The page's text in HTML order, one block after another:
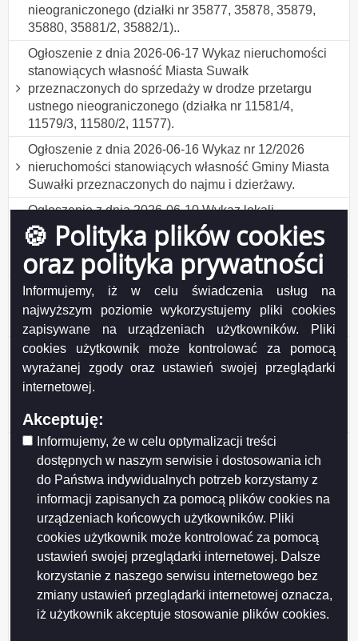
🍪 Polityka plików cookies
oraz polityka prywatności
Informujemy, iż w celu świadczenia usług na
najwyższym poziomie wykorzystujemy pliki cookies
zapisywane na urządzeniach użytkowników. Pliki
cookies użytkownik może kontrolować za pomocą
wyrażanej zgody oraz ustawień swojej przeglądarki
internetowej.
Akceptuję:
Informujemy, że w celu optymalizacji treści
dostępnych w naszym serwisie i dostosowania ich
do Państwa indywidualnych potrzeb korzystamy z
informacji zapisanych za pomocą plików cookies na
urządzeniach końcowych użytkowników. Pliki
cookies użytkownik może kontrolować za pomocą
ustawień swojej przeglądarki internetowej. Dalsze
korzystanie z naszego serwisu internetowego bez
zmiany ustawień przeglądarki internetowej oznacza,
iż użytkownik akceptuje stosowanie plików cookies.
nieograniczonego (działki nr 35877, 35878, 35879,
35880, 35881/2, 35882/1)..
Ogłoszenie z dnia 2026-06-17 Wykaz nieruchomości
stanowiących własność Miasta Suwałk
przeznaczonych do sprzedaży w drodze przetargu
ustnego nieograniczonego (działka nr 11581/4,
11579/3, 11580/2, 11577).
Ogłoszenie z dnia 2026-06-16 Wykaz nr 12/2026
nieruchomości stanowiących własność Gminy Miasta
Suwałki przeznaczonych do najmu i dzierżawy.
Ogłoszenie z dnia 2026-06-10 Wykaz lokali
stanowiących własność Miasta Suwałk
przeznaczonych do sprzedaży w drodze
bezprzetargowej na rzecz najemców.
Ogłoszenie z dnia 2026-05-28 Wykaz nr 11/2026
nieruchomości stanowiących własność Gminy Miasta
Suwałki przeznaczonych do najmu i dzierżawy.
Ogłoszenie z dnia 2026-05-27 Wykaz nieruchomości
stanowiących własność Miasta Suwałk
przeznaczonych do sprzedaży w drodze
dzierżawcy (działki nr 10353, 11762).
Ogłoszenie z dnia 2026-05-27 Wykaz nieruchomości
stanowiącej własność Miasta Suwałk przeznaczonej
do sprzedaży w drodze bezprzetargowej (działka nr
23648/16).
Ogłoszenie z dnia 2026-05-26 Ogłoszenie o II
przetargu ustnym nieograniczonym, działki nr
31946/20, 31946/21, 31946/22, 31946/23, 31946/24,
31946/25, 31946/26, położone w Obrębie nr 7 w
Suwałkach.
Ogłoszenie z dnia 2026-05-26 Ogłoszenie o III